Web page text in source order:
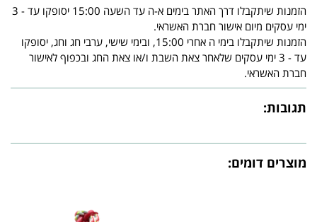
הזמנות שיתקבלו דרך האתר בימים א-ה עד השעה 15:00 יסופקו עד - 3
ימי עסקים מיום אישור חברת האשראי.
הזמנות שיתקבלו בימי ה אחרי 15:00, ובימי שישי, ערבי חג וחג, יסופקו
עד - 3 ימי עסקים שלאחר צאת השבת ו/או צאת החג ובכפוף לאישור
חברת האשראי.
תגובות:
מוצרים דומים: